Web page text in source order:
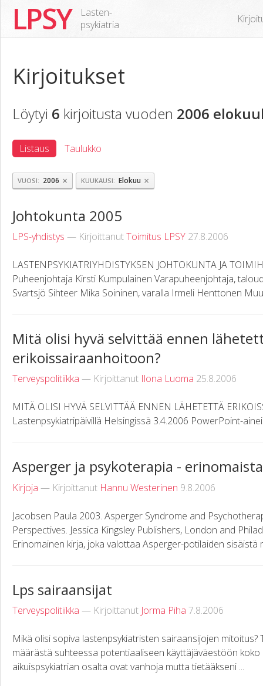
LPSY
Lasten-
psykiatria
Kirjoitukset
Löytyi 6 kirjoitusta vuoden 2006
Listaus Taulukko
VUOSI 2006 × KUUKAUSI Elokuu ×
Johtokunta 2005
LPS-yhdistys — KirjoittanutToimitus LPSY 27.8.2006
LASTENPSYKIATRIYHDISTYKSEN JOHTOKUNTA JA
Puheenjohtaja Kirsti Kumpulainen Varapuheenjohtaja,
Svartsjö Sihteer Mika Soininen, varalla Irmeli Henttonen
Mitä olisi hyvä selvittää ennen
erikoissairaanhoitoon?
Terveyspolitiikka — Kirjoittanut Ilona Luoma 25.8.2006
MITÄ OLISI HYVÄ SELVITTÄÄ ENNEN LÄHETETTÄ
Lastenpsykiatripäivillä Helsingissä 3.4.2006 PowerPoint-
Asperger ja psykoterapia -
Kirjoja — Kirjoittanut Hannu Westerinen 9.8.2006
Jacobsen Paula 2003. Asperger Syndrome and
Perspectives. Jessica Kingsley Publishers, London and
Erinomainen kirja, joka valottaa Asperger-potilaiden sisäistä
Lps sairaansijat
Terveyspolitiikka — Kirjoittanut Jorma Piha 7.8.2006
Mikä olisi sopiva lastenpsykiatristen sairaansijojen
määrästä suhteessa potentiaaliseen käyttäjäväestöön
aikuispsykiatrian osalta ovat vanhoja mutta tietääkseni ...